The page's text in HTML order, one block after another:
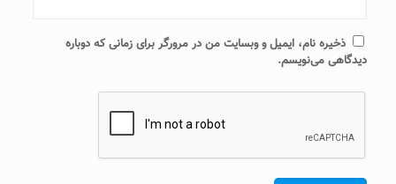
ذخیره نام، ایمیل و وبسایت من در مرورگر برای زمانی که دوباره
دیدگاهی می‌نویسم.